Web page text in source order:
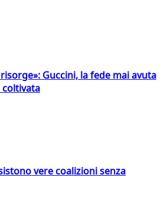
Guccini, la fede mai avuta
coltivata
vere coalizioni senza